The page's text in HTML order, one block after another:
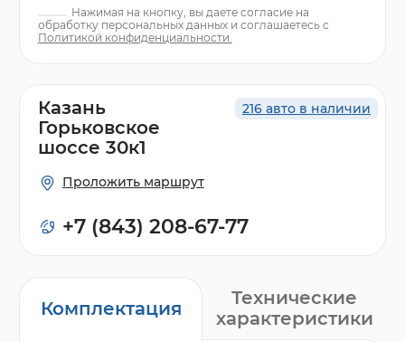
Нажимая на кнопку, вы даете согласие на
обработку персональных данных и соглашаетесь с
Политикой конфиденциальности.
Комплектация
Технические
характеристики
216 авто в наличии
Казань
Горьковское
шоссе 30к1
Проложить маршрут
+7 (843) 208-67-77